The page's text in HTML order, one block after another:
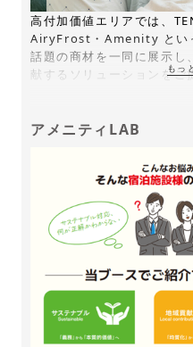
高付加価値エリアでは、
AiryFrost・Amenity とい
話題の商材を一同に展示し
献するソリューションをご
アメニティLAB